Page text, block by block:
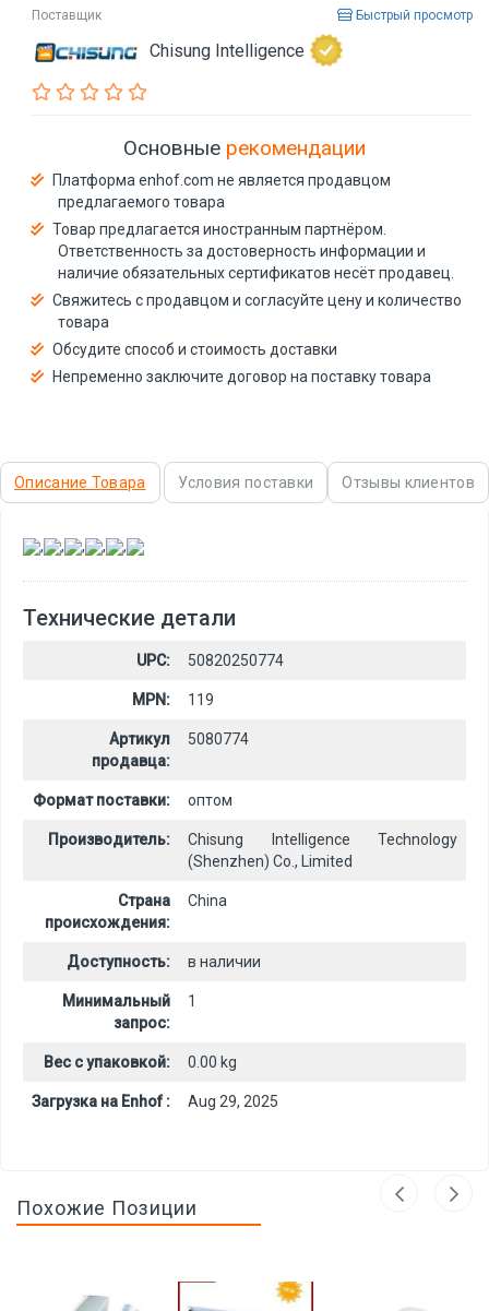
Поставщик Быстрый просмотр
Chisung Intelligence
Основные рекомендации
Платформа enhof.com не является продавцом
предлагаемого товара
Товар предлагается иностранным партнёром.
Ответственность за достоверность информации и
наличие обязательных сертификатов несёт продавец.
Свяжитесь с продавцом и согласуйте цену и количество
товара
Обсудите способ и стоимость доставки
Непременно заключите договор на поставку товара
Описание Товара Условия поставки Отзывы клиентов
, , , , ,
Технические детали
UPC: 50820250774
MPN: 119
Артикул
продавца:
5080774
Формат поставки: оптом
Производитель:
Chisung Intelligence Technology
(Shenzhen) Co., Limited
Страна
происхождения:
China
Доступность: в наличии
Минимальный
запрос:
1
Вес с упаковкой: 0.00 kg
Загрузка на Enhof : Aug 29, 2025
Похожие Позиции